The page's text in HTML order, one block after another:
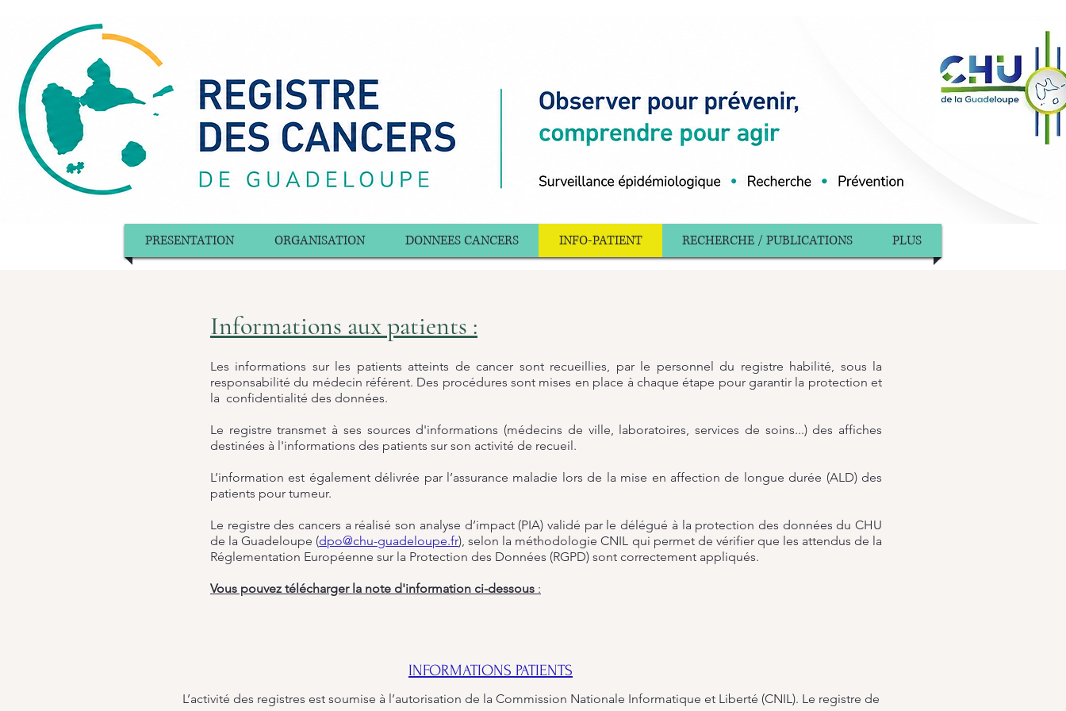
PRESENTATION ORGANISATION DONNEES CANCERS INFO-PATIENT RECHERCHE / PUBLICATIONS PLUS
Informations aux patients :
Les informations sur les patients atteints de cancer sont recueillies, par le personnel du registre habilité, sous la
responsabilité du médecin référent. Des procédures sont mises en place à chaque étape pour garantir la protection et
la confidentialité des données.
Le registre transmet à ses sources d'informations (médecins de ville, laboratoires, services de soins...) des affiches
destinées à l'informations des patients sur son activité de recueil.
L’information est également délivrée par l’assurance maladie lors de la mise en affection de longue durée (ALD) des
patients pour tumeur.
Le registre des cancers a réalisé son analyse d’impact (PIA) validé par le délégué à la protection des données du CHU
de la Guadeloupe (dpo@chu-guadeloupe.fr), selon la méthodologie CNIL qui permet de vérifier que les attendus de la
Réglementation Européenne sur la Protection des Données (RGPD) sont correctement appliqués.
Vous pouvez télécharger la note d'information ci-dessous :
INFORMATIONS PATIENTS
L’activité des registres est soumise à l’autorisation de la Commission Nationale Informatique et Liberté (CNIL). Le registre de